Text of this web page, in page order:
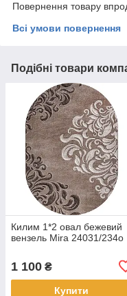
Повернення товару
Всі умови повернення
Подібні товари
Килим 1*2 овал бежевий
вензель Mira 24031/234о
1 100 ₴
Купити